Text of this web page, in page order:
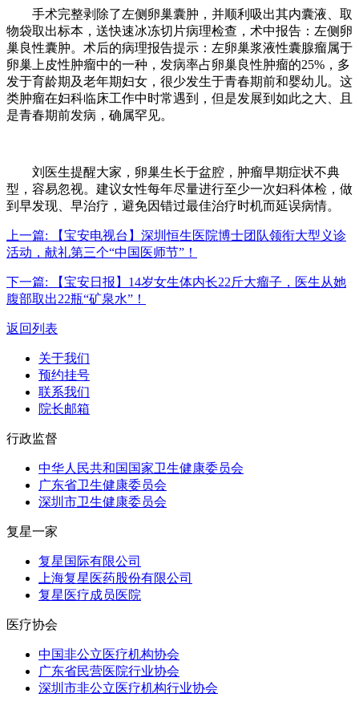
手术完整剥除了左侧卵巢囊肿，并顺利吸出其内囊液、取
物袋取出标本，送快速冰冻切片病理检查，术中报告：左侧卵
巢良性囊肿。术后的病理报告提示：左卵巢浆液性囊腺瘤属于
卵巢上皮性肿瘤中的一种，发病率占卵巢良性肿瘤的25%，多
发于育龄期及老年期妇女，很少发生于青春期前和婴幼儿。这
类肿瘤在妇科临床工作中时常遇到，但是发展到如此之大、且
是青春期前发病，确属罕见。
刘医生提醒大家，卵巢生长于盆腔，肿瘤早期症状不典
型，容易忽视。建议女性每年尽量进行至少一次妇科体检，做
到早发现、早治疗，避免因错过最佳治疗时机而延误病情。
上一篇:
【宝安电视台】深圳恒生医院博士团队领衔大型义诊
活动，献礼第三个“中国医师节”！
下一篇:
【宝安日报】14岁女生体内长22斤大瘤子，医生从她
腹部取出22瓶“矿泉水”！
返回列表
关于我们
预约挂号
联系我们
院长邮箱
行政监督
中华人民共和国国家卫生健康委员会
广东省卫生健康委员会
深圳市卫生健康委员会
复星一家
复星国际有限公司
上海复星医药股份有限公司
复星医疗成员医院
医疗协会
中国非公立医疗机构协会
广东省民营医院行业协会
深圳市非公立医疗机构行业协会